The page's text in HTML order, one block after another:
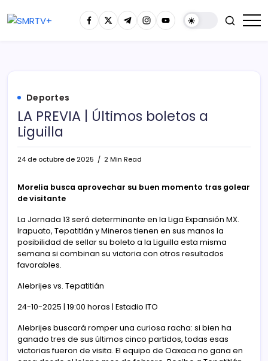
Deportes
LA PREVIA | Últimos boletos a
Liguilla
24 de octubre de 2025 2 Min Read
Morelia busca aprovechar su buen momento tras golear
de visitante
La Jornada 13 será determinante en la Liga Expansión MX.
Irapuato, Tepatitlán y Mineros tienen en sus manos la
posibilidad de sellar su boleto a la Liguilla esta misma
semana si combinan su victoria con otros resultados
favorables.
Alebrijes vs. Tepatitlán
24-10-2025 | 19:00 horas | Estadio ITO
Alebrijes buscará romper una curiosa racha: si bien ha
ganado tres de sus últimos cinco partidos, todas esas
victorias fueron de visita. El equipo de Oaxaca no gana en